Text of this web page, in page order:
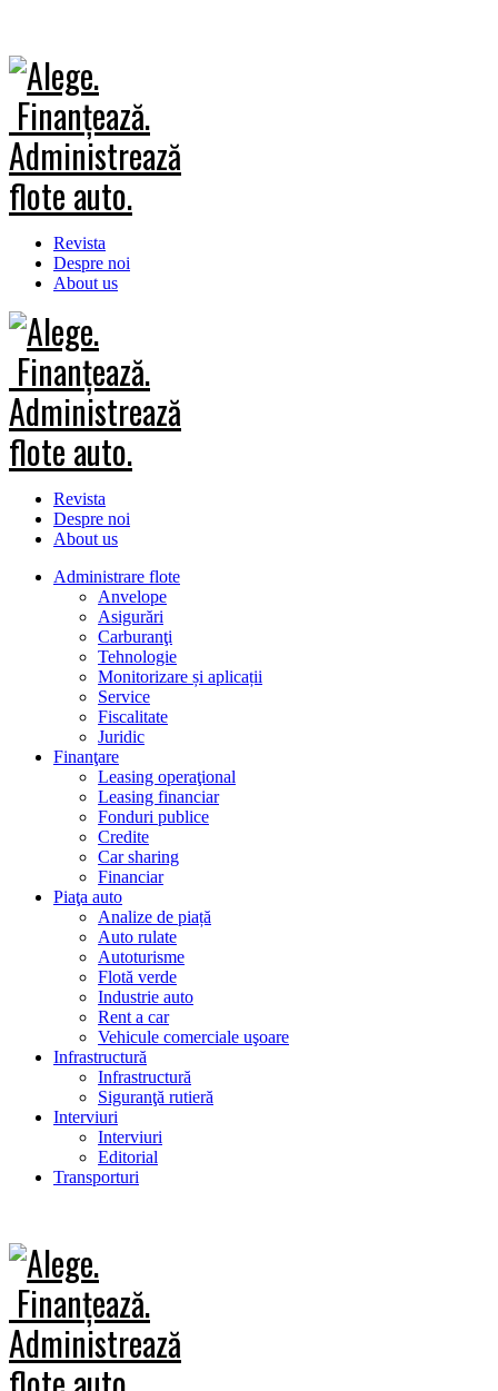
Revista
Despre noi
About us
Revista
Despre noi
About us
Administrare flote
Anvelope
Asigurări
Carburanţi
Tehnologie
Monitorizare și aplicații
Service
Fiscalitate
Juridic
Finanţare
Leasing operaţional
Leasing financiar
Fonduri publice
Credite
Car sharing
Financiar
Piaţa auto
Analize de piață
Auto rulate
Autoturisme
Flotă verde
Industrie auto
Rent a car
Vehicule comerciale uşoare
Infrastructură
Infrastructură
Siguranţă rutieră
Interviuri
Interviuri
Editorial
Transporturi